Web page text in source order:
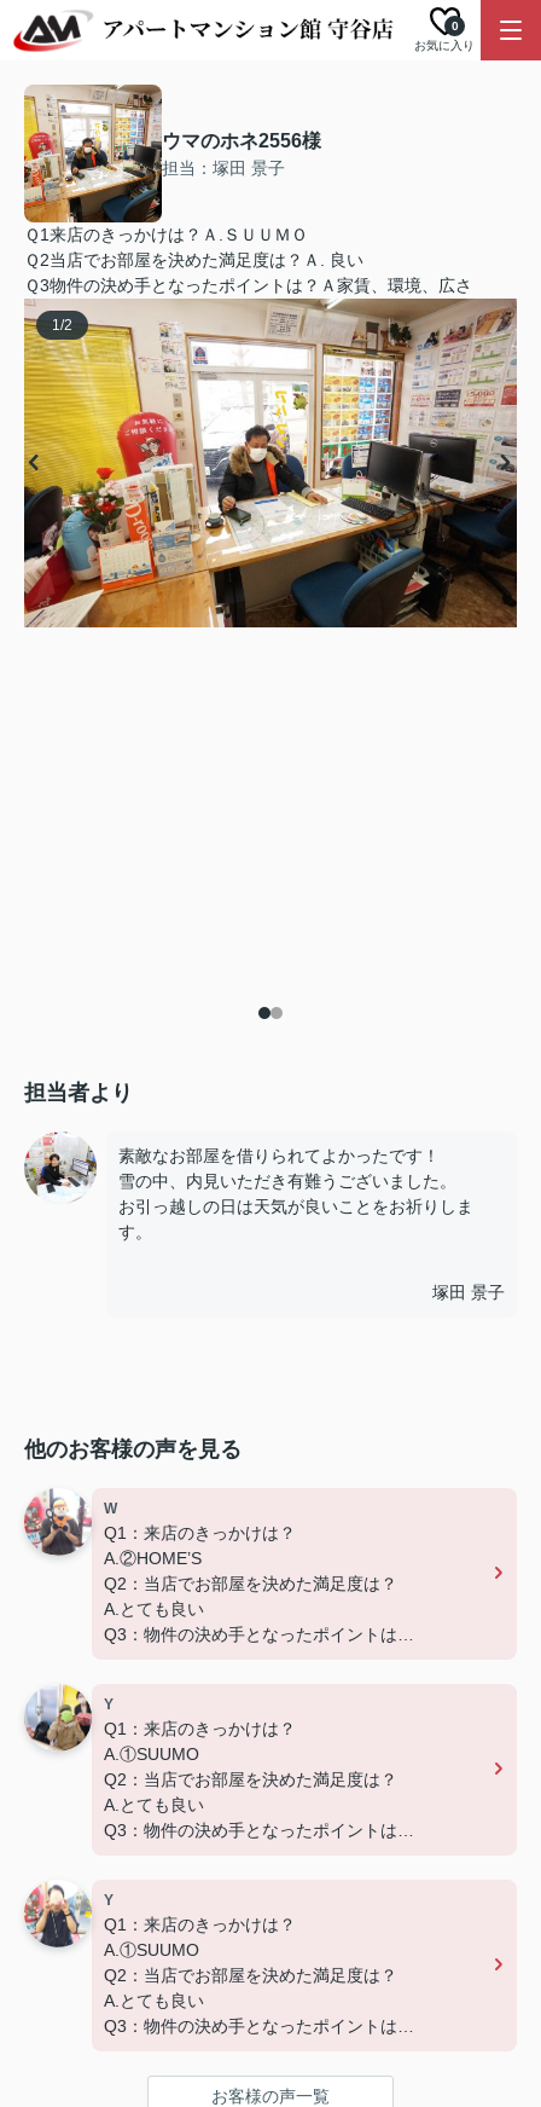
お気に入り
0
ウマのホネ2556様
担当：塚田 景子
Ｑ1来店のきっかけは？Ａ.ＳＵＵＭＯ
Ｑ2当店でお部屋を決めた満足度は？Ａ. 良い
Ｑ3物件の決め手となったポイントは？Ａ家賃、環境、広さ
1/2
担当者より
素敵なお部屋を借りられてよかったです！
雪の中、内見いただき有難うございました。
お引っ越しの日は天気が良いことをお祈りしま
す。
塚田 景子
他のお客様の声を見る
W
Q1：来店のきっかけは？
A.②HOME’S
Q2：当店でお部屋を決めた満足度は？
A.とても良い
Q3：物件の決め手となったポイントは？
Y
Q1：来店のきっかけは？
A.①SUUMO
Q2：当店でお部屋を決めた満足度は？
A.とても良い
Q3：物件の決め手となったポイントは？
Y
Q1：来店のきっかけは？
A.①SUUMO
Q2：当店でお部屋を決めた満足度は？
A.とても良い
Q3：物件の決め手となったポイントは？
お客様の声一覧